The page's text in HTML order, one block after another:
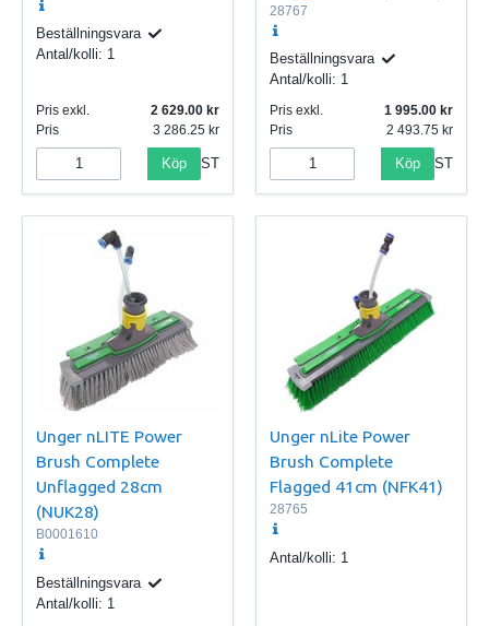
Beställningsvara
Antal/kolli: 1
Pris exkl.
2 629.00
Pris
3 286.25
Köp ST
28767
Beställningsvara
Antal/kolli: 1
Pris exkl.
1 995.00
Pris
2 493.75
Köp ST
Unger nLITE Power
Brush Complete
Unflagged 28cm
(NUK28)
B0001610
Beställningsvara
Antal/kolli: 1
Unger nLite Power
Brush Complete
Flagged 41cm (NFK41)
28765
Antal/kolli: 1